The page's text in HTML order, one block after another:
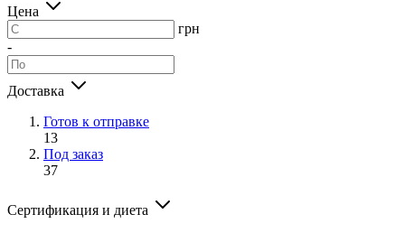
Цена
грн
-
Доставка
Готов к отправке
13
Под заказ
37
Сертификация и диета